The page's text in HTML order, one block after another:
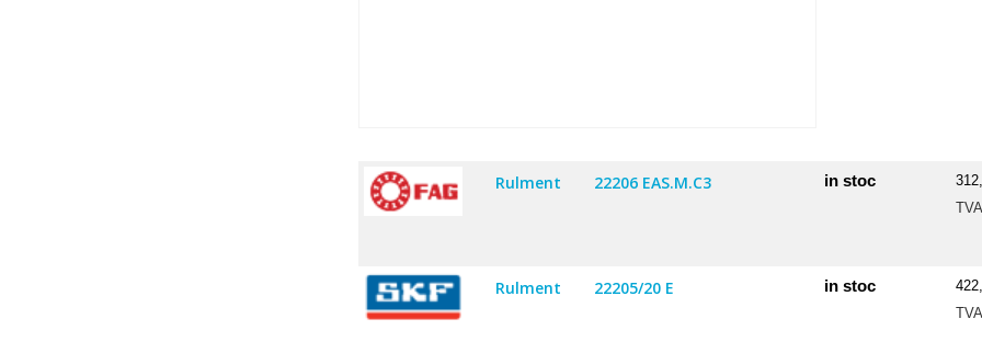
Rulment 22206 EAS.M.C3 in stoc
TVA
Rulment 22205/20 E in stoc
TVA